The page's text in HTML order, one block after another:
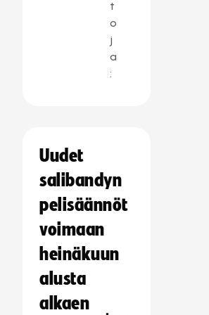
t
o
j
a
:
Uudet
salibandyn
pelisäännöt
voimaan
heinäkuun
alusta
alkaen